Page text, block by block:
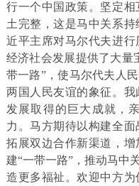
行一个中国政策。坚定
土完整，这是马中关系
近平主席对马尔代夫进
经济社会发展提供了大量
带一路”，使马尔代夫人
两国人民友谊的象征。
发展取得的巨大成就，
力。马方期待以构建全
拓展双边合作新渠道，
建“一带一路”，推动马中
造更多福祉。欢迎中方